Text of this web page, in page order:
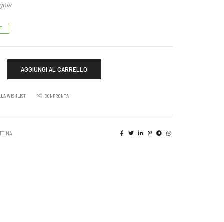
AGGIUNGI AL CARRELLO
WISHLIST CONFRONTA